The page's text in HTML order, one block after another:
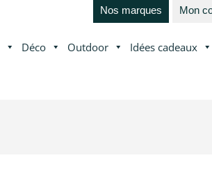
Nos marques Mon
Déco Outdoor Idées cadeaux